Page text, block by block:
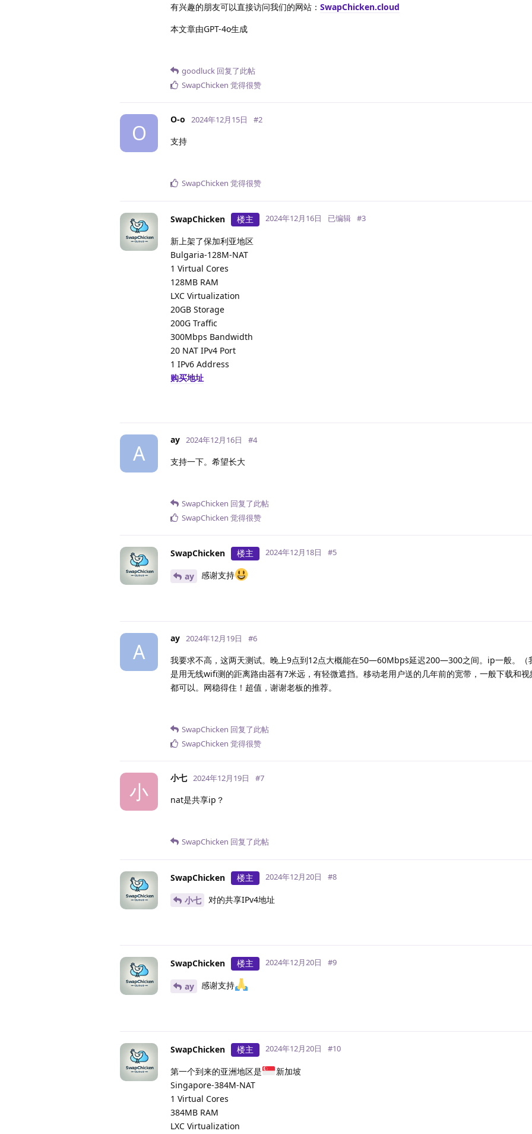
有兴趣的朋友可以直接访问我们的网站： SwapChicken.cloud
本文章由GPT-4o生成
goodluck 回复了此帖
SwapChicken 觉得很赞
O
O-o 2024年12月15日 #2
支持
SwapChicken 觉得很赞
SwapChicken 楼主 2024年12月16日 已编辑 #3
新上架了保加利亚地区
Bulgaria-128M-NAT
1 Virtual Cores
128MB RAM
LXC Virtualization
20GB Storage
200G Traffic
300Mbps Bandwidth
20 NAT IPv4 Port
1 IPv6 Address
购买地址
A
ay 2024年12月16日 #4
支持一下。希望长大
SwapChicken 回复了此帖
SwapChicken 觉得很赞
SwapChicken 楼主 2024年12月18日 #5
ay 感谢支持
A
ay 2024年12月19日 #6
我要求不高，这两天测试。晚上9点到12点大概能在50—60Mbps延迟200—300之间。ip一般。（
是用无线wifi测的距离路由器有7米远，有轻微遮挡。移动老用户送的几年前的宽带，一般下载和视
都可以。网稳得住！超值，谢谢老板的推荐。
SwapChicken 回复了此帖
SwapChicken 觉得很赞
小
小七 2024年12月19日 #7
nat是共享ip？
SwapChicken 回复了此帖
SwapChicken 楼主 2024年12月20日 #8
小七 对的共享IPv4地址
SwapChicken 楼主 2024年12月20日 #9
ay 感谢支持
SwapChicken 楼主 2024年12月20日 #10
第一个到来的亚洲地区是
新加坡
Singapore-384M-NAT
1 Virtual Cores
384MB RAM
LXC Virtualization